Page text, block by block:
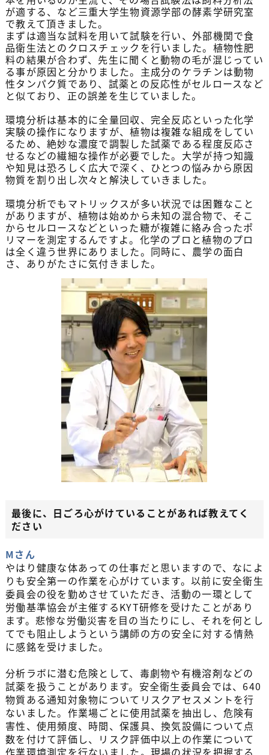
が適する、など三重大学生物資源学部の酵素学研究室
で教えて頂きました。
まずは適当な試料を用いて試験を行い、外部機関で食
品衛生法とのクロスチェックを行いました。植物性肥
料の結果が合わず、先生に聞くと動物の毛が混じってい
る事が原因と分かりました。主成分のケラチンは動物
性タンパク質であり、試薬との反応性がセルロースなど
と似ており、正の誤差を生じていました。
環境分析は基本的に全量回収、完全反応といった化学
実験の操作になりますが、植物は複雑な組成をしてい
るため、絶妙な濃度で調製した試薬である程度反応さ
せるなどの繊細な操作が必要でした。大学が持つ知識
や知見は恐ろしく広大で深く、ひとつの悩みから原因
物質を割り出し次々と解決していきました。
環境分析でもマトリックスが多い状況では困難なこと
がありますが、植物は始めから未知の混合物で、そこ
からセルロースなどといった糖が複雑に絡み合ったポ
リマーを測定するんですよ。化学のプロと植物のプロ
は全く違う世界にありました。同時に、農学の面白
さ、ありがたさに気付きました。
最後に、日ごろ心がけていることがあれば教えてく
ださい
Mさん
やはり健康な体あっての仕事だと思いますので、なによ
りも安全第一の作業を心がけています。以前に安全衛生
委員会の役を勤めさせていただき、活動の一環として
労働基準協会が主催するKYT研修を受けたことがあり
ます。悲惨な労働災害を目の当たりにし、それを何とし
てでも阻止しようという講師の方の安全に対する情熱
に感銘を受けました。
分析ラボに潜む危険として、毒劇物や有機溶剤などの
試薬を扱うことがあります。安全衛生委員会では、640
物質ある通知対象物についてリスクアセスメントを行
ないました。作業場ごとに使用試薬を抽出し、危険有
害性、使用頻度、時間、保護具、換気設備について点
数を付けて評価し、リスク評価中以上の作業について